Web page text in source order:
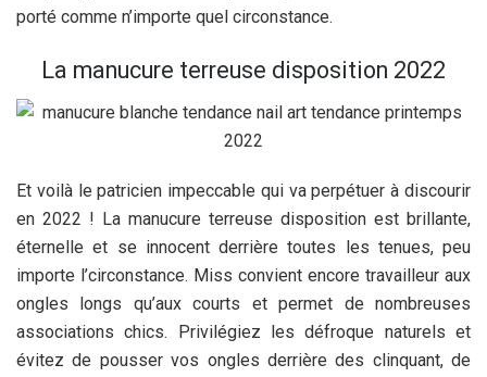
porté comme n’importe quel circonstance.
La manucure terreuse disposition 2022
Et voilà le patricien impeccable qui va perpétuer à discourir
en 2022 ! La manucure terreuse disposition est brillante,
éternelle et se innocent derrière toutes les tenues, peu
importe l’circonstance. Miss convient encore travailleur aux
ongles longs qu’aux courts et permet de nombreuses
associations chics. Privilégiez les défroque naturels et
évitez de pousser vos ongles derrière des clinquant, de